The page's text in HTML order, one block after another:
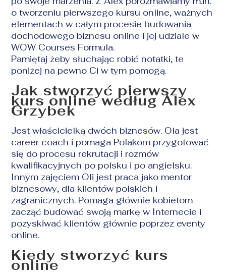
o tworzeniu pierwszego kursu online, ważnych
elementach w całym procesie budowania
dochodowego biznesu online i jej udziale w
WOW Courses Formula.
Pamiętaj żeby słuchając robić notatki, te
poniżej na pewno Ci w tym pomogą.
Jak stworzyć pierwszy
kurs online według Alex
Grzybek
Jest właścicielką dwóch biznesów. Ola jest
career coach i pomaga Polakom przygotować
się do procesu rekrutacji i rozmów
kwalifikacyjnych po polsku i po angielsku.
Innym zajęciem Oli jest praca jako mentor
biznesowy, dla klientów polskich i
zagranicznych. Pomaga głównie kobietom
zacząć budować swoją markę w Internecie i
pozyskiwać klientów głównie poprzez eventy
online.
Kiedy stworzyć kurs
online